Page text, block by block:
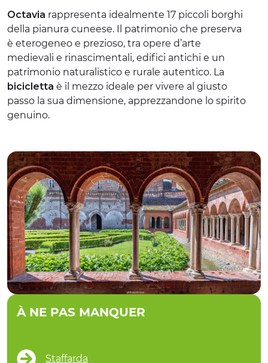
OFFERTE
ACCUEIL
Octavia rappresenta idealmente 17 piccoli borghi
della pianura cuneese. Il patrimonio che preserva
è eterogeneo e prezioso, tra opere d’arte
medievali e rinascimentali, edifici antichi e un
patrimonio naturalistico e rurale autentico. La
bicicletta è il mezzo ideale per vivere al giusto
passo la sua dimensione, apprezzandone lo spirito
genuino.
À NE PAS MANQUER
Staffarda